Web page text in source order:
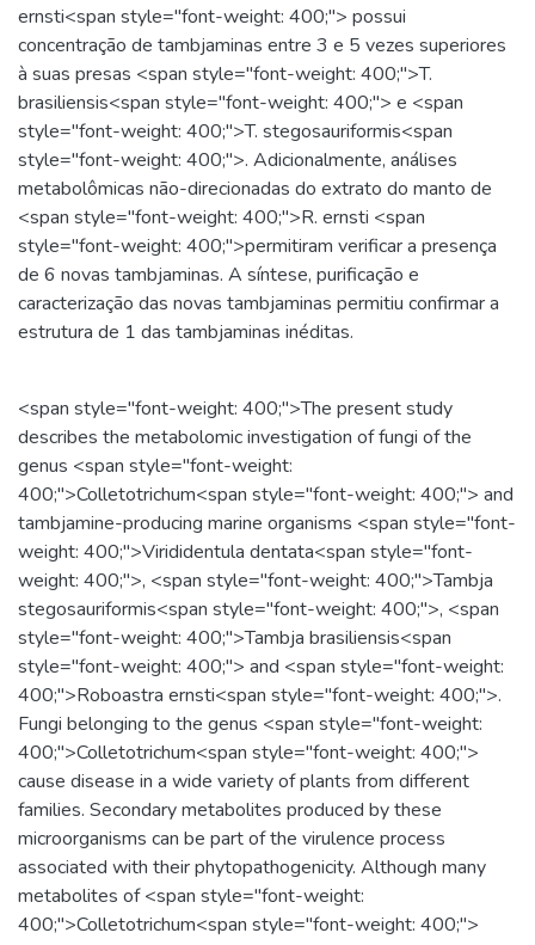
ernsti<span style="font-weight: 400;"> possui
concentração de tambjaminas entre 3 e 5 vezes superiores
à suas presas <span style="font-weight: 400;">T.
brasiliensis<span style="font-weight: 400;"> e <span
style="font-weight: 400;">T. stegosauriformis<span
style="font-weight: 400;">. Adicionalmente, análises
metabolômicas não-direcionadas do extrato do manto de
<span style="font-weight: 400;">R. ernsti <span
style="font-weight: 400;">permitiram verificar a presença
de 6 novas tambjaminas. A síntese, purificação e
caracterização das novas tambjaminas permitiu confirmar a
estrutura de 1 das tambjaminas inéditas.
<span style="font-weight: 400;">The present study
describes the metabolomic investigation of fungi of the
genus <span style="font-weight:
400;">Colletotrichum<span style="font-weight: 400;"> and
tambjamine-producing marine organisms <span style="font-
weight: 400;">Virididentula dentata<span style="font-
weight: 400;">, <span style="font-weight: 400;">Tambja
stegosauriformis<span style="font-weight: 400;">, <span
style="font-weight: 400;">Tambja brasiliensis<span
style="font-weight: 400;"> and <span style="font-weight:
400;">Roboastra ernsti<span style="font-weight: 400;">.
Fungi belonging to the genus <span style="font-weight:
400;">Colletotrichum<span style="font-weight: 400;">
cause disease in a wide variety of plants from different
families. Secondary metabolites produced by these
microorganisms can be part of the virulence process
associated with their phytopathogenicity. Although many
metabolites of <span style="font-weight:
400;">Colletotrichum<span style="font-weight: 400;">